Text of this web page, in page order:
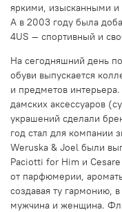
яркими, изысканными
А в 2003 году была
4US — спортивный и
На сегодняшний день
обуви выпускается
и предметов
дамских аксессуаров
украшений сделали
год стал для компании
Weruska & Joel были
Paciotti for Him и
от парфюмерии,
создавая ту гармонию,
мужчина и женщина.